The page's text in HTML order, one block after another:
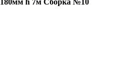
h 7м Сборка №10